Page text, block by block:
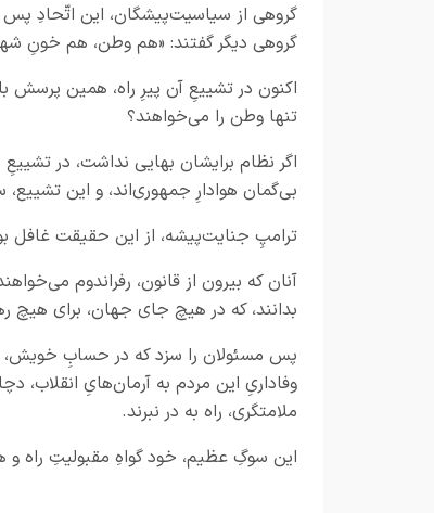
گروهی از سياسيت‌پيشگان، اين اتّحادِ
گروهی ديگر گفتند: «هم وطن، هم خونِ
اكنون در تشييعِ آن پيرِ راه، همين پرسش
تنها وطن را می‌خواهند؟
اگر نظام برایشان بهايی نداشت، در
بی‌گمان هوادارِ جمهوری‌اند، و اين
ترامپِ جنايت‌پيشه، از اين حقيقت غافل
آنان كه بيرون از قانون، رفراندوم
بدانند، كه در هيچ جای جهان، برای هيچ
پس مسئولان را سزد كه در حسابِ خويش،
وفاداریِ اين مردم به آرمان‌هایِ انقلاب،
ملامتگری، راه به در نبرند.
اين سوگِ عظيم، خود گواهِ مقبوليتِ راه